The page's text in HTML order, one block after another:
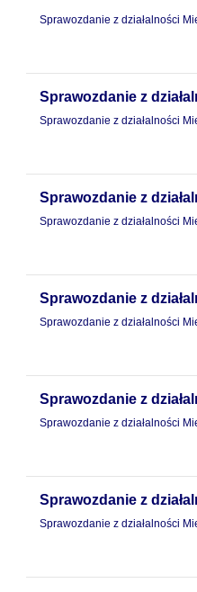
Sprawozdanie z działalności
Sprawozdanie z
Sprawozdanie z działalności
Sprawozdanie z
Sprawozdanie z działalności
Sprawozdanie z
Sprawozdanie z działalności
Sprawozdanie z
Sprawozdanie z działalności
Sprawozdanie z
Sprawozdanie z działalności